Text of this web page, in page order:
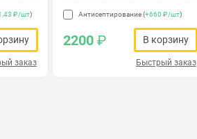
₽/шт)
заказ
Антисептирование (+660 ₽/шт)
2200₽ В корзину
Быстрый заказ